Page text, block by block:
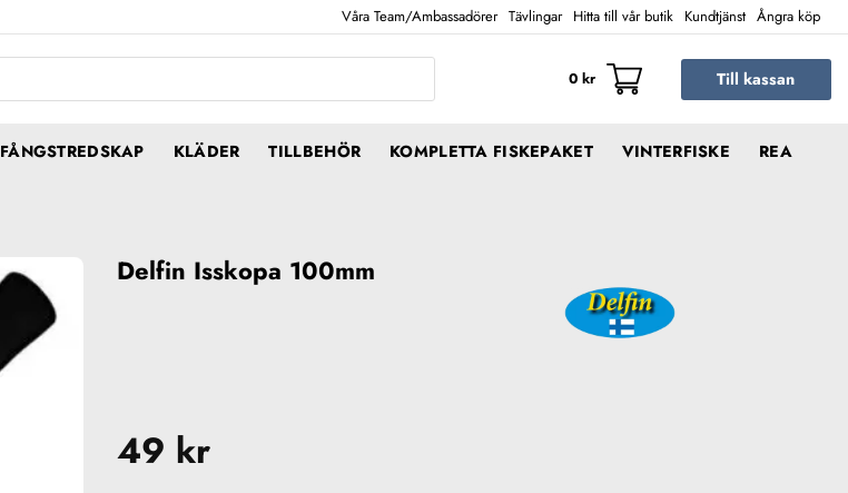
Våra Team/Ambassadörer Tävlingar Hitta till vår butik Kundtjänst Ångra köp
0 kr Till kassan
FÅNGSTREDSKAP KLÄDER TILLBEHÖR KOMPLETTA FISKEPAKET VINTERFISKE REA
Delfin Isskopa 100mm
49 kr